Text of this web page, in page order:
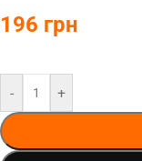
196 грн
- +